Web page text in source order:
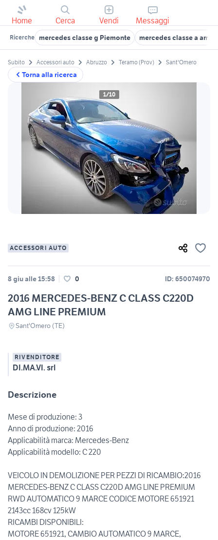
Home Cerca Vendi Messaggi
Ricerche mercedes classe g Piemonte mercedes classe a amg
Torna alla ricerca
Subito Accessori auto Abruzzo Teramo (Prov) Sant'Omero
1/10
ACCESSORI AUTO
8 giu alle 15:58 0 ID: 650074970
2016 MERCEDES-BENZ C CLASS C220D
AMG LINE PREMIUM
Sant'Omero (TE)
RIVENDITORE
DI.MA.VI. srl
Descrizione
Mese di produzione: 3
Anno di produzione: 2016
Applicabilità marca: Mercedes-Benz
Applicabilità modello: C 220
VEICOLO IN DEMOLIZIONE PER PEZZI DI RICAMBIO:2016
MERCEDES-BENZ C CLASS C220D AMG LINE PREMIUM
RWD AUTOMATICO 9 MARCE CODICE MOTORE 651921
2143cc 168cv 125kW
RICAMBI DISPONIBILI:
MOTORE 651921, CAMBIO AUTOMATICO 9 MARCE,